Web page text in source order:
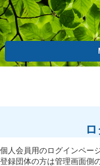
個人会員用のログインペー
登録団体の方は管理画面側